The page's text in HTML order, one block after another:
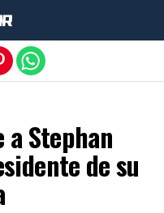
a Stephan
de su
móvil